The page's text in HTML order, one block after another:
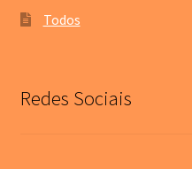
Todos
Redes Sociais